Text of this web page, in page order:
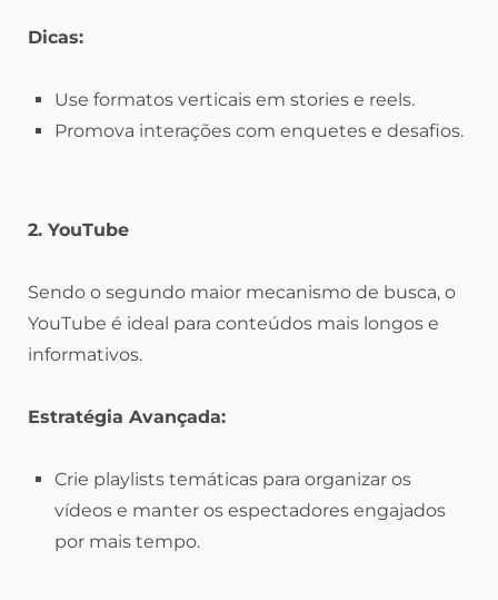
Dicas:
Use formatos verticais em stories e reels.
Promova interações com enquetes e desafios.
2. YouTube
Sendo o segundo maior mecanismo de busca, o
YouTube é ideal para conteúdos mais longos e
informativos.
Estratégia Avançada:
Crie playlists temáticas para organizar os
vídeos e manter os espectadores engajados
por mais tempo.